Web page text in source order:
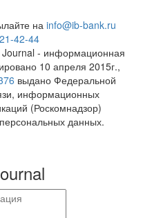
на info@ib-bank.ru
42-44
Journal - информационная
10 апреля 2015г.,
выдано Федеральной
информационных
(Роскомнадзор)
персональных данных.